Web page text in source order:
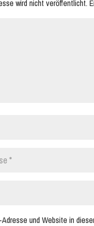
wird nicht veröffentlicht.
und Website in